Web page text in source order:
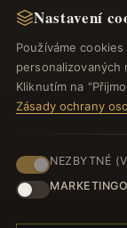
Nastavení
Používáme
personalizovaných
Kliknutím na
Zásady ochrany
NEZBYTNÉ
Kontaktujte nás
RYCHLÉ
Nové produkty
Speciální nabídky
Blog
Recenze
Přihlásit se